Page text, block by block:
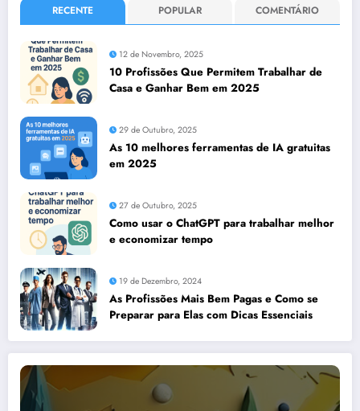
RECENTE POPULAR COMENTÁRIO
12 de Novembro, 2025
10 Profissões Que Permitem Trabalhar de
Casa e Ganhar Bem em 2025
29 de Outubro, 2025
As 10 melhores ferramentas de IA gratuitas
em 2025
27 de Outubro, 2025
Como usar o ChatGPT para trabalhar melhor
e economizar tempo
19 de Dezembro, 2024
As Profissões Mais Bem Pagas e Como se
Preparar para Elas com Dicas Essenciais